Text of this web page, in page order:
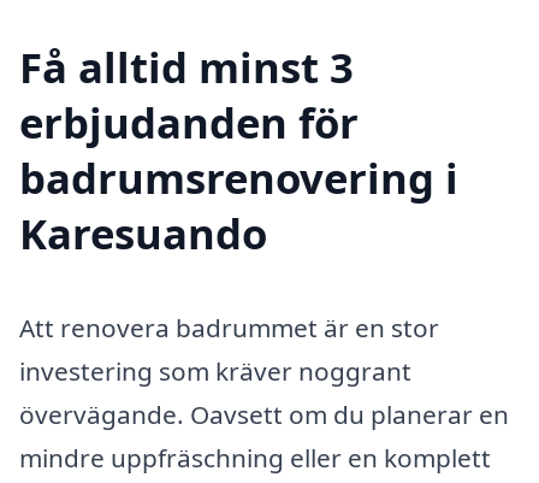
Få alltid minst 3
erbjudanden för
badrumsrenovering i
Karesuando
Att renovera badrummet är en stor
investering som kräver noggrant
övervägande. Oavsett om du planerar en
mindre uppfräschning eller en komplett